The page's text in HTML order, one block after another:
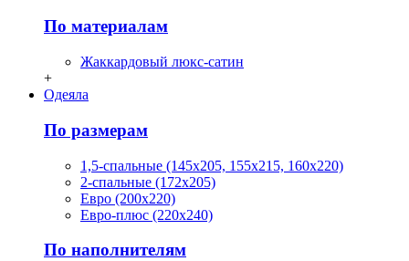
По материалам
Жаккардовый люкс-сатин
+
Одеяла
По размерам
1,5-спальные (145х205, 155х215, 160х220)
2-спальные (172х205)
Евро (200х220)
Евро-плюс (220х240)
По наполнителям